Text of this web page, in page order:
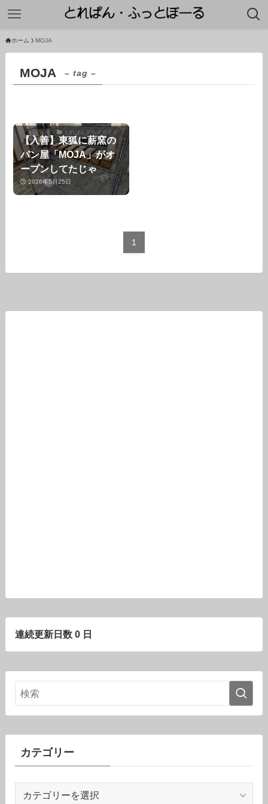
ホーム MOJA
MOJA – tag –
とれぱんグルメガイド
【入善】東狐に薪窯の
パン屋「MOJA」がオ
ープンしてたじゃ
2026年5月25日
1
連続更新日数 0 日
カテゴリー